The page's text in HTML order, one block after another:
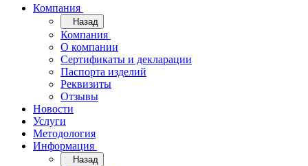
Компания
Назад
Компания
О компании
Сертификаты и декларации
Паспорта изделий
Реквизиты
Отзывы
Новости
Услуги
Методология
Информация
Назад